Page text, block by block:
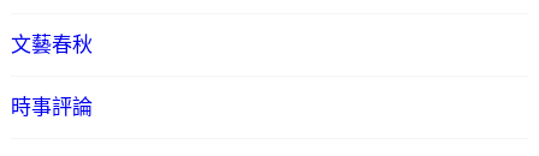
文藝春秋
時事評論